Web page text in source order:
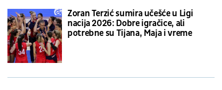
Zoran Terzić sumira učešće u Ligi
nacija 2026: Dobre igračice, ali
potrebne su Tijana, Maja i vreme